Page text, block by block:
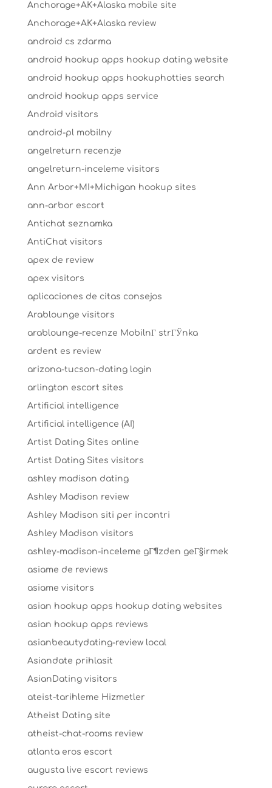
Anchorage+AK+Alaska mobile site
Anchorage+AK+Alaska review
android cs zdarma
android hookup apps hookup dating website
android hookup apps hookuphotties search
android hookup apps service
Android visitors
android-pl mobilny
angelreturn recenzje
angelreturn-inceleme visitors
Ann Arbor+MI+Michigan hookup sites
ann-arbor escort
Antichat seznamka
AntiChat visitors
apex de review
apex visitors
aplicaciones de citas consejos
Arablounge visitors
arablounge-recenze MobilnГ­ strГЎnka
ardent es review
arizona-tucson-dating login
arlington escort sites
Artificial intelligence
Artificial intelligence (AI)
Artist Dating Sites online
Artist Dating Sites visitors
ashley madison dating
Ashley Madison review
Ashley Madison siti per incontri
Ashley Madison visitors
ashley-madison-inceleme gГ¶zden geГ§irmek
asiame de reviews
asiame visitors
asian hookup apps hookup dating websites
asian hookup apps reviews
asianbeautydating-review local
Asiandate prihlasit
AsianDating visitors
ateist-tarihleme Hizmetler
Atheist Dating site
atheist-chat-rooms review
atlanta eros escort
augusta live escort reviews